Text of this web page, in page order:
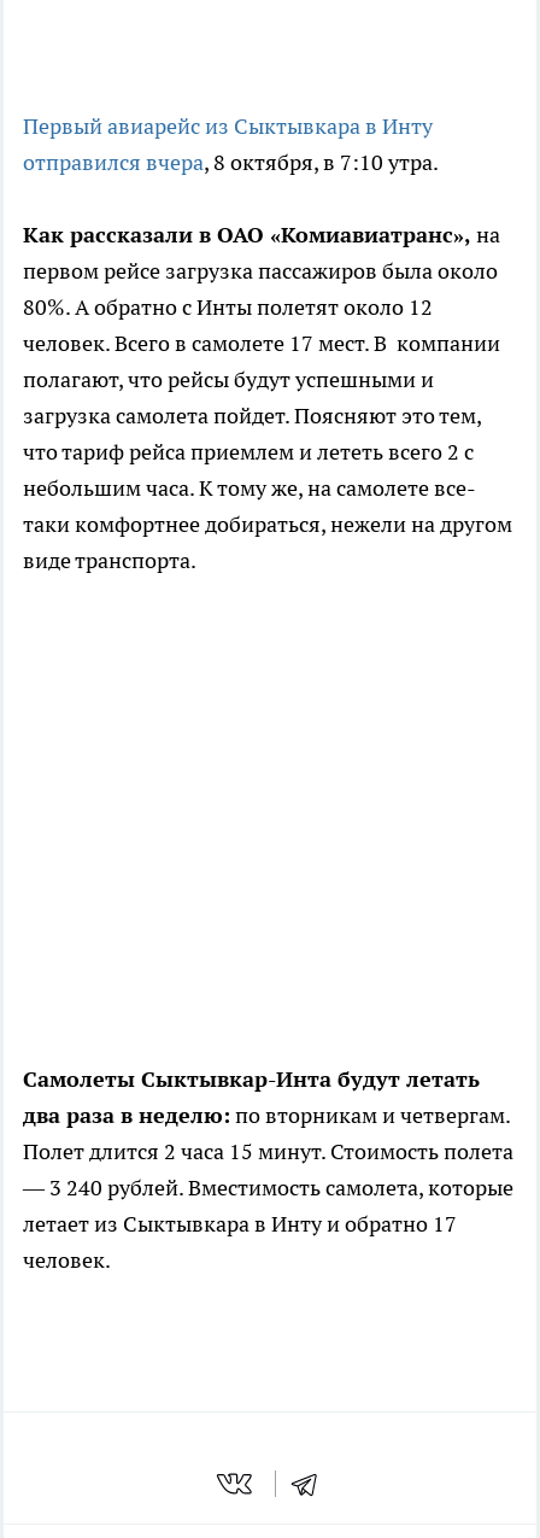
Первый авиарейс из Сыктывкара в Инту
отправился вчера, 8 октября, в 7:10 утра.
Как рассказали в ОАО «Комиавиатранс», на
первом рейсе загрузка пассажиров была около
80%. А обратно с Инты полетят около 12
человек. Всего в самолете 17 мест. В компании
полагают, что рейсы будут успешными и
загрузка самолета пойдет. Поясняют это тем,
что тариф рейса приемлем и лететь всего 2 с
небольшим часа. К тому же, на самолете все-
таки комфортнее добираться, нежели на другом
виде транспорта.
Самолеты Сыктывкар-Инта будут летать
два раза в неделю: по вторникам и четвергам.
Полет длится 2 часа 15 минут. Стоимость полета
— 3 240 рублей. Вместимость самолета, которые
летает из Сыктывкара в Инту и обратно 17
человек.